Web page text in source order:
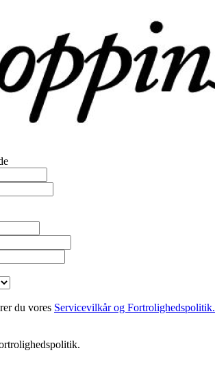
du vores Servicevilkår og Fortrolighedspolitik.